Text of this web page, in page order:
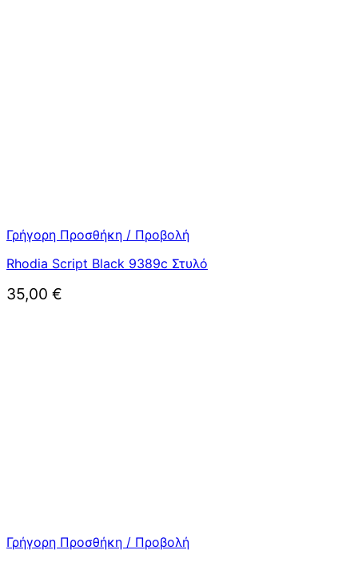
Γρήγορη Προσθήκη / Προβολή
Rhodia Script Black 9389c Στυλό
35,00 €
Γρήγορη Προσθήκη / Προβολή